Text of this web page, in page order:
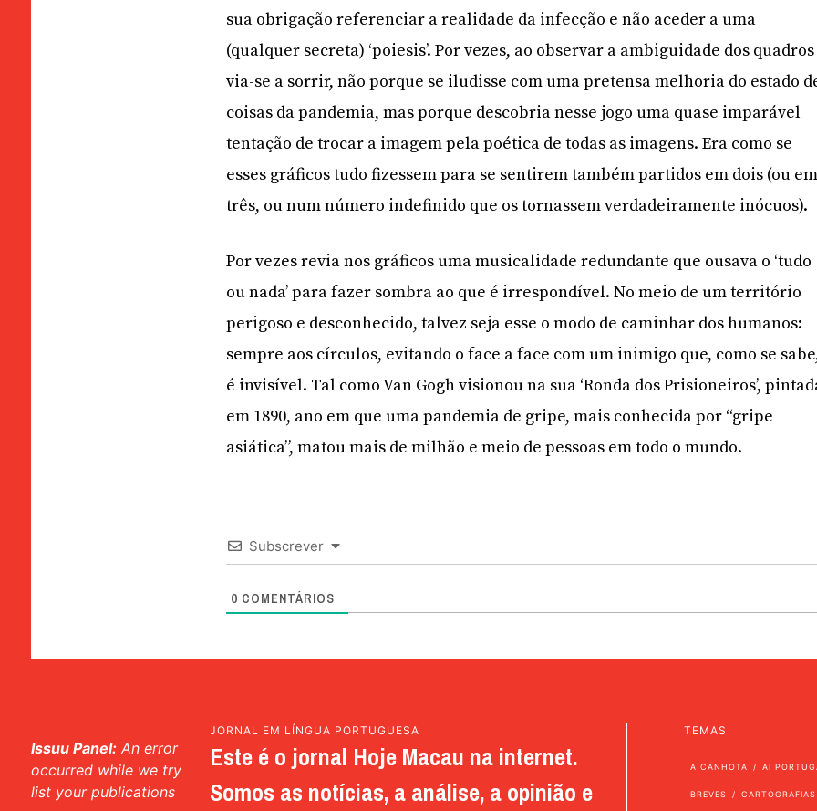
sua obrigação referenciar a realidade da infecção e não aceder a uma
(qualquer secreta) ‘poiesis’. Por vezes, ao observar a ambiguidade dos quadros
via-se a sorrir, não porque se iludisse com uma pretensa melhoria do estado
coisas da pandemia, mas porque descobria nesse jogo uma quase imparável
tentação de trocar a imagem pela poética de todas as imagens. Era como se
esses gráficos tudo fizessem para se sentirem também partidos em dois (ou
três, ou num número indefinido que os tornassem verdadeiramente inócuos).
Por vezes revia nos gráficos uma musicalidade redundante que ousava o ‘tudo
ou nada’ para fazer sombra ao que é irrespondível. No meio de um território
perigoso e desconhecido, talvez seja esse o modo de caminhar dos humanos:
sempre aos círculos, evitando o face a face com um inimigo que, como se
é invisível. Tal como Van Gogh visionou na sua ‘Ronda dos Prisioneiros’,
em 1890, ano em que uma pandemia de gripe, mais conhecida por “gripe
asiática”, matou mais de milhão e meio de pessoas em todo o mundo.
Subscrever
0 COMENTÁRIOS
Issuu Panel: An error
occurred while we try
list your publications
JORNAL EM LÍNGUA PORTUGUESA
Este é o jornal Hoje Macau na internet.
Somos as notícias, a análise, a opinião e
TEMAS
A CANHOTA AI
BREVES CARTOGRAFIAS